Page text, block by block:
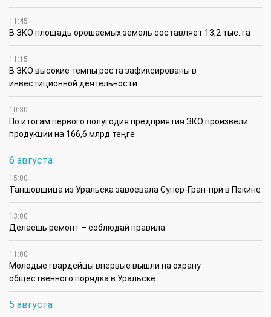
11:45
В ЗКО площадь орошаемых земель составляет 13,2 тыс. га
11:15
В ЗКО высокие темпы роста зафиксированы в
инвестиционной деятельности
10:30
По итогам первого полугодия предприятия ЗКО произвели
продукции на 166,6 млрд теңге
6 августа
15:00
Таншовщица из Уральска завоевала Супер-Гран-при в Пекине
13:00
Делаешь ремонт – соблюдай правила
11:00
Молодые гвардейцы впервые вышли на охрану
общественного порядка в Уральске
5 августа